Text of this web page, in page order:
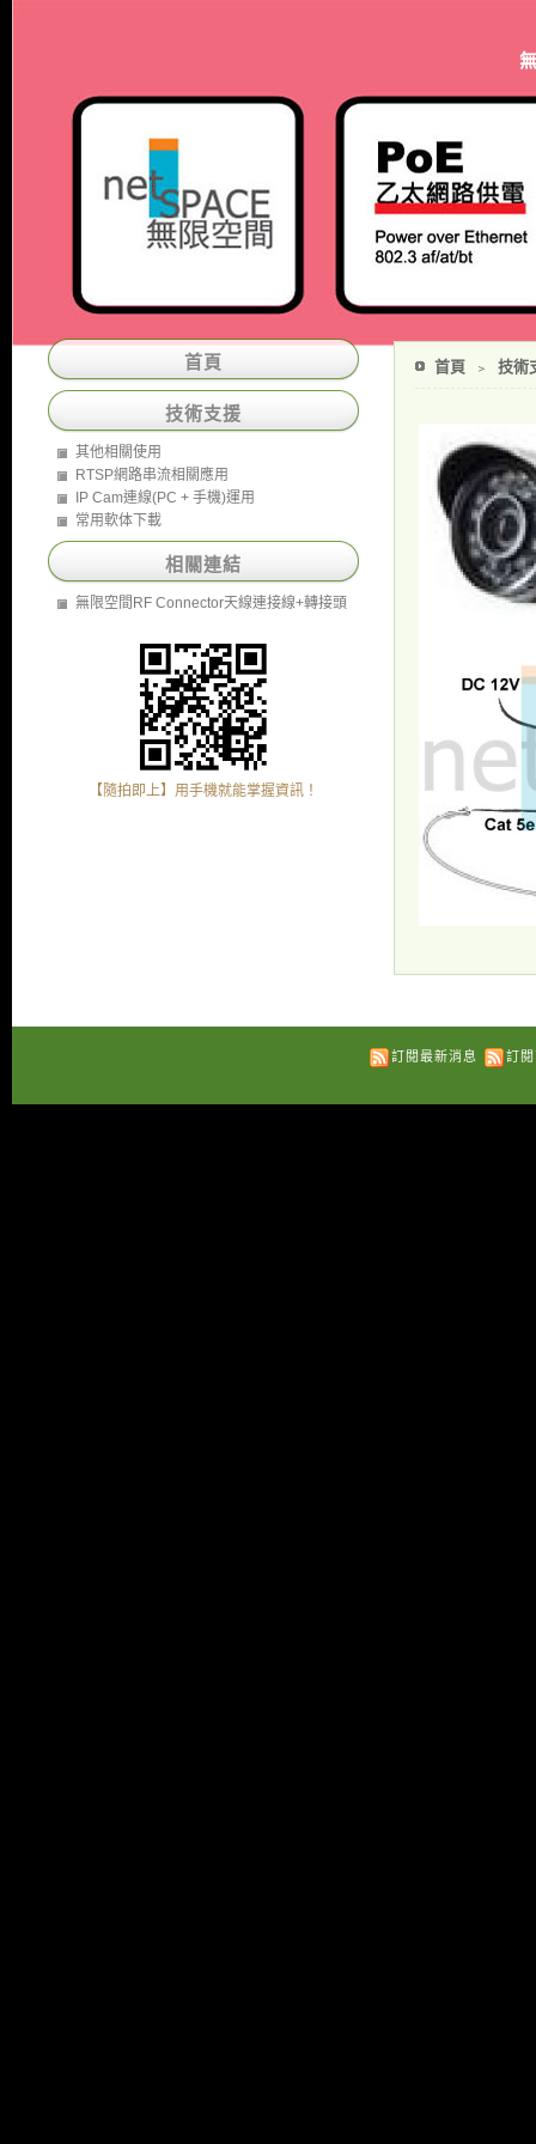
首頁 ﹥ 技術
首頁
技術支援
其他相關使用
RTSP網路串流相關應用
IP Cam連線(PC + 手機)運用
常用軟体下載
相關連結
無限空間RF Connector天線連接線+轉接頭
【隨拍即上】用手機就能掌握資訊！
訂閱最新消息 訂